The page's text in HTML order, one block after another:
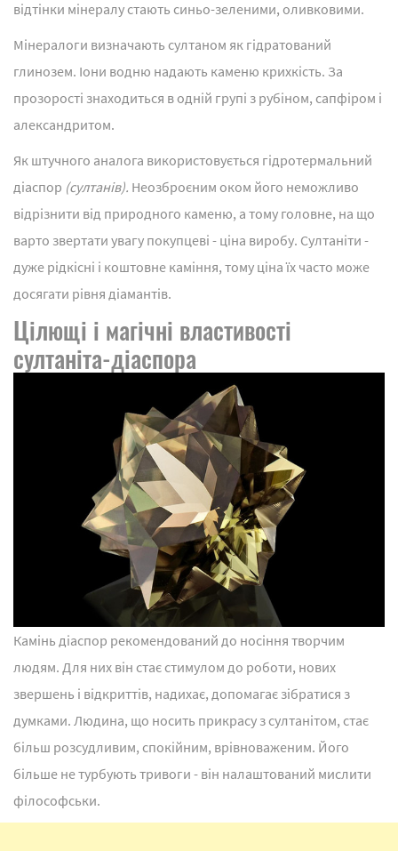
відтінки мінералу стають синьо-зеленими, оливковими.
Мінералоги визначають султаном як гідратований
глинозем. Іони водню надають каменю крихкість. За
прозорості знаходиться в одній групі з рубіном, сапфіром і
александритом.
Як штучного аналога використовується гідротермальний
діаспор (султанів). Неозброєним оком його неможливо
відрізнити від природного каменю, а тому головне, на що
варто звертати увагу покупцеві - ціна виробу. Султаніти -
дуже рідкісні і коштовне каміння, тому ціна їх часто може
досягати рівня діамантів.
Цілющі і магічні властивості
султаніта-діаспора
Камінь діаспор рекомендований до носіння творчим
людям. Для них він стає стимулом до роботи, нових
звершень і відкриттів, надихає, допомагає зібратися з
думками. Людина, що носить прикрасу з султанітом, стає
більш розсудливим, спокійним, врівноваженим. Його
більше не турбують тривоги - він налаштований мислити
філософськи.